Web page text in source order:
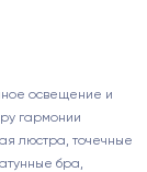
освещение и
гармонии
люстра, точечные
бра,